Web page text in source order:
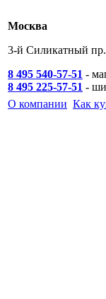
Москва
3-й Силикатный
8 495 540-57-51 -
8 495 225-57-51 -
О компании Как